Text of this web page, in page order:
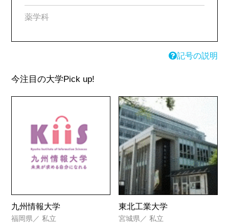
薬学科
記号の説明
今注目の大学Pick up!
九州情報大学
福岡県 ／私立
東北工業大学
宮城県 ／私立